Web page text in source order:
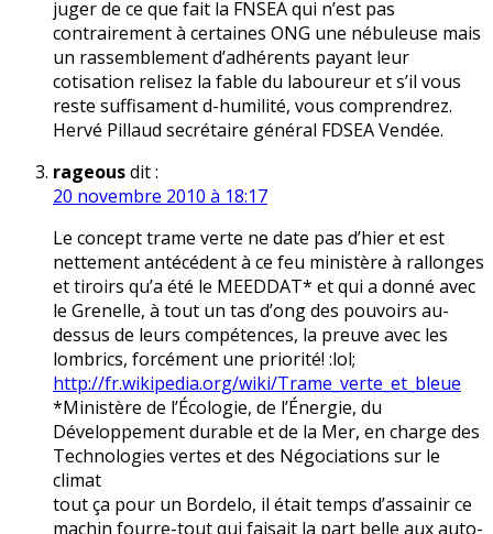
juger de ce que fait la FNSEA qui n’est pas
contrairement à certaines ONG une nébuleuse mais
un rassemblement d’adhérents payant leur
cotisation relisez la fable du laboureur et s’il vous
reste suffisament d-humilité, vous comprendrez.
Hervé Pillaud secrétaire général FDSEA Vendée.
rageousdit :
20 novembre 2010 à 18:17
Le concept trame verte ne date pas d’hier et est
nettement antécédent à ce feu ministère à rallonges
et tiroirs qu’a été le MEEDDAT* et qui a donné avec
le Grenelle, à tout un tas d’ong des pouvoirs au-
dessus de leurs compétences, la preuve avec les
lombrics, forcément une priorité! :lol;
http://fr.wikipedia.org/wiki/Trame_verte_et_bleue
*Ministère de l’Écologie, de l’Énergie, du
Développement durable et de la Mer, en charge des
Technologies vertes et des Négociations sur le
climat
tout ça pour un Bordelo, il était temps d’assainir ce
machin fourre-tout qui faisait la part belle aux auto-